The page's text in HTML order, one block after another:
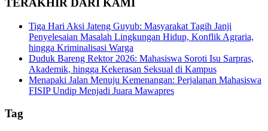
TERAKHIR DARI KAMI
Tiga Hari Aksi Jateng Guyub: Masyarakat Tagih Janji
Penyelesaian Masalah Lingkungan Hidup, Konflik Agraria,
hingga Kriminalisasi Warga
Duduk Bareng Rektor 2026: Mahasiswa Soroti Isu Sarpras,
Akademik, hingga Kekerasan Seksual di Kampus
Menapaki Jalan Menuju Kemenangan: Perjalanan Mahasiswa
FISIP Undip Menjadi Juara Mawapres
Tag